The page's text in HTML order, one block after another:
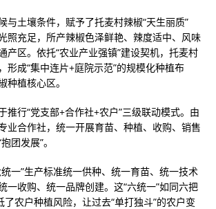
与土壤条件，赋予了托麦村辣椒“天生丽质”
充足，所产辣椒色泽鲜艳、辣度适中、风味
产区。依托“农业产业强镇”建设契机，托麦村
形成“集中连片+庭院示范”的规模化种植布
种植核心区。
推行“党支部+合作社+农户”三级联动模式。由
业合作社，统一开展育苗、种植、收购、销售
团发展”。
一”生产标准统一供种、统一育苗、统一技术
一收购、统一品牌创建。这“六统一”如同六把
了农户种植风险，让过去“单打独斗”的农户变